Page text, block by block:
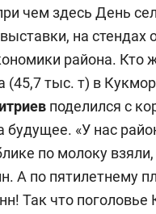
чем здесь День
на стендах
района. Кто
(45,7 тыс. т) в
поделился с
будущее. «У нас
по молоку
А по пятилетнему
Так что